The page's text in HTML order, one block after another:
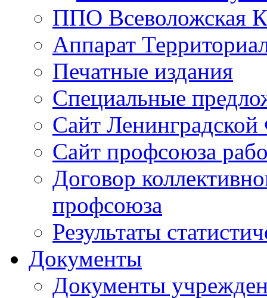
ППО Всеволожская
Аппарат
Печатные издания
Специальные
Сайт
Сайт профсоюза
Договор
профсоюза
Результаты
Документы
Документы